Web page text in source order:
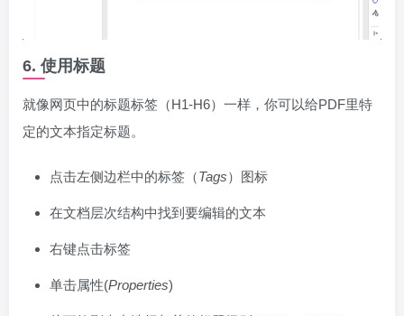
6. 使用标题
就像网页中的标题标签（H1-H6）一样，你可以给PDF里特
定的文本指定标题。
点击左侧边栏中的标签（Tags）图标
在文档层次结构中找到要编辑的文本
右键点击标签
单击属性(Properties)